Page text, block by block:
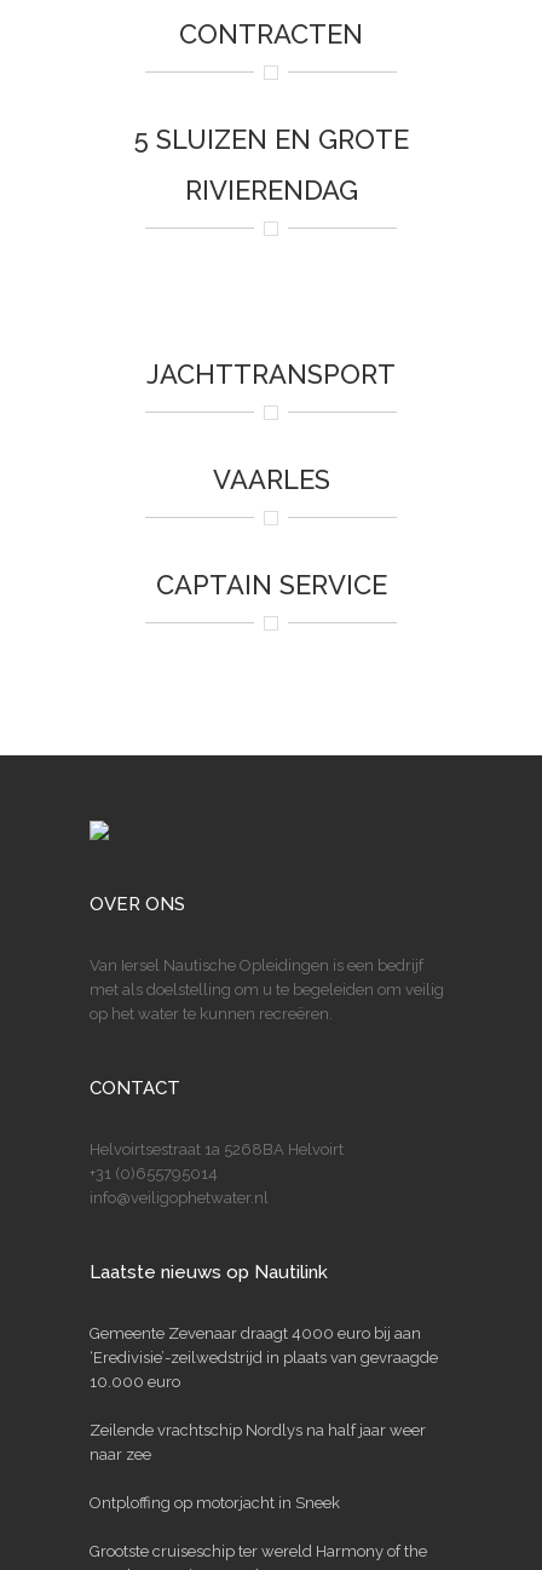
CONTRACTEN
5 SLUIZEN EN GROTE
RIVIERENDAG
JACHTTRANSPORT
VAARLES
CAPTAIN SERVICE
OVER ONS
Van Iersel Nautische Opleidingen is een bedrijf
met als doelstelling om u te begeleiden om veilig
op het water te kunnen recreëren.
CONTACT
Helvoirtsestraat 1a 5268BA Helvoirt
+31 (0)655795014
info@veiligophetwater.nl
Laatste nieuws op Nautilink
Gemeente Zevenaar draagt 4000 euro bij aan
‘Eredivisie’-zeilwedstrijd in plaats van gevraagde
10.000 euro
Zeilende vrachtschip Nordlys na half jaar weer
naar zee
Ontploffing op motorjacht in Sneek
Grootste cruiseschip ter wereld Harmony of the